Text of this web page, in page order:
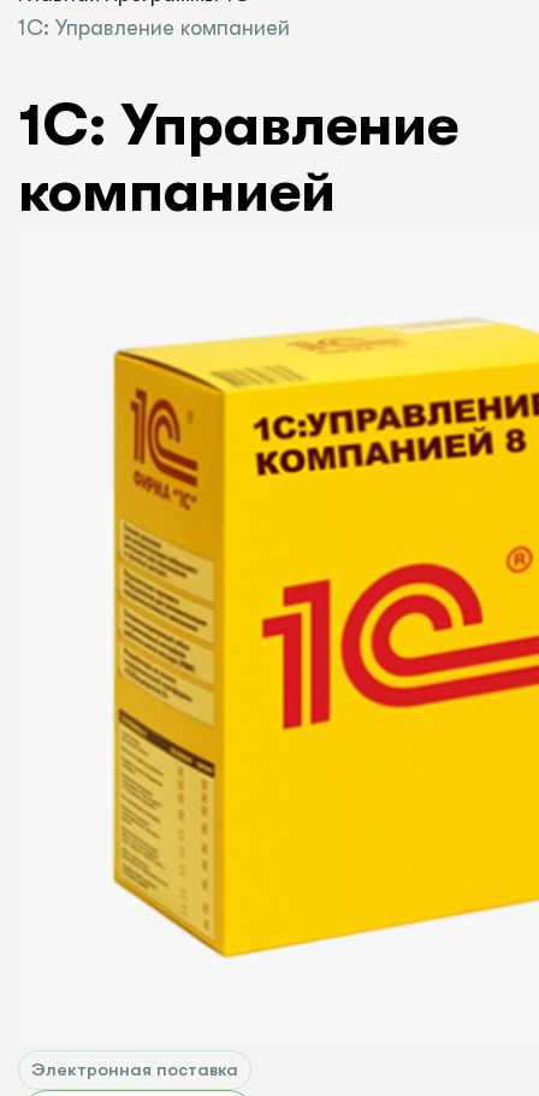
1С: Управление компанией
1С: Управление
компанией
Электронная поставка